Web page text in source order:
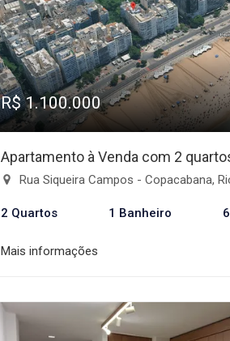
R$ 1.100.000
Apartamento à Venda com 2
Rua Siqueira Campos - Copacabana, Rio
2 Quartos 1 Banheiro
Mais informações